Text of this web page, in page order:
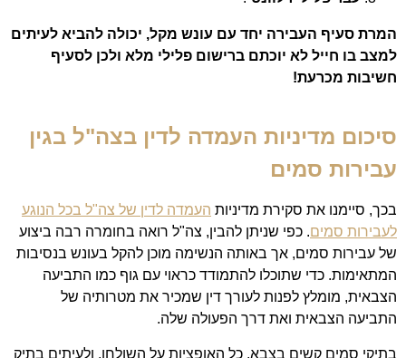
המרת סעיף העבירה יחד עם עונש מקל, יכולה להביא לעיתים
למצב בו חייל לא יוכתם ברישום פלילי מלא ולכן לסעיף
חשיבות מכרעת!
סיכום מדיניות העמדה לדין בצה"ל בגין
עבירות סמים
בכך, סיימנו את סקירת מדיניות העמדה לדין של צה"ל בכל הנוגע
לעבירות סמים. כפי שניתן להבין, צה"ל רואה בחומרה רבה ביצוע
של עבירות סמים, אך באותה הנשימה מוכן להקל בעונש בנסיבות
המתאימות. כדי שתוכלו להתמודד כראוי עם גוף כמו התביעה
הצבאית, מומלץ לפנות לעורך דין שמכיר את מטרותיה של
התביעה הצבאית ואת דרך הפעולה שלה.
בתיקי סמים קשים בצבא, כל האופציות על השולחן, ולעיתים בתיק